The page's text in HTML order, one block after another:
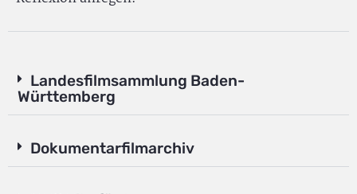
Landesfilmsammlung Baden-
Württemberg
Dokumentarfilmarchiv